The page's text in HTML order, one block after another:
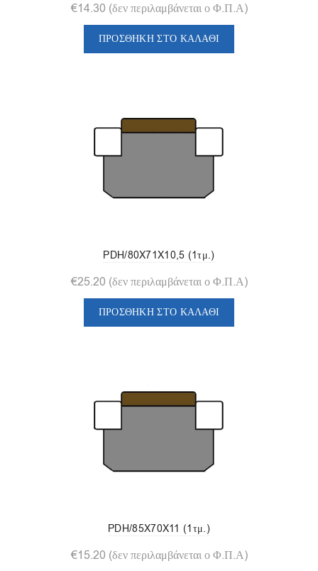
€14.30 (δεν περιλαμβάνεται ο Φ.Π.Α)
ΠΡΟΣΘΉΚΗ ΣΤΟ ΚΑΛΆΘΙ
PDH/80X71X10,5 (1τμ.)
€25.20 (δεν περιλαμβάνεται ο Φ.Π.Α)
ΠΡΟΣΘΉΚΗ ΣΤΟ ΚΑΛΆΘΙ
PDH/85X70X11 (1τμ.)
€15.20 (δεν περιλαμβάνεται ο Φ.Π.Α)